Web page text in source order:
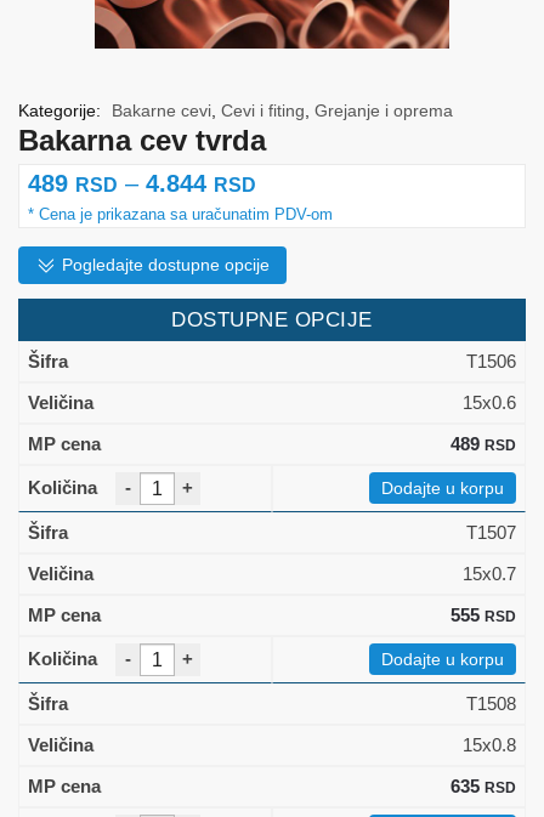
Bakarna cev tvrda
489 RSD – 4.844 RSD
cena:
od
489 rsd
do
Pogledajte dostupne opcije
DOSTUPNE OPCIJE
T1506
15x0.6
489 RSD
- + Dodajte u korpu
T1507
15x0.7
555 RSD
- + Dodajte u korpu
T1508
15x0.8
635 RSD
Kategorije: Bakarne cevi Cevi i fiting Grejanje i oprema